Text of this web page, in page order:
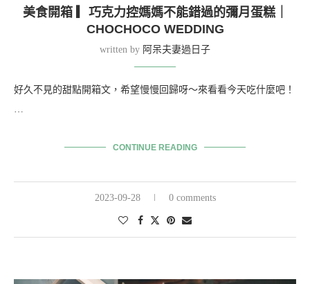
美食開箱 ▎巧克力控媽媽不能錯過的彌月蛋糕｜
CHOCHOCO WEDDING
written by 阿呆夫妻過日子
好久不見的甜點開箱文，希望慢慢回歸呀～來看看今天吃什麼吧！
…
CONTINUE READING
2023-09-28 0 comments